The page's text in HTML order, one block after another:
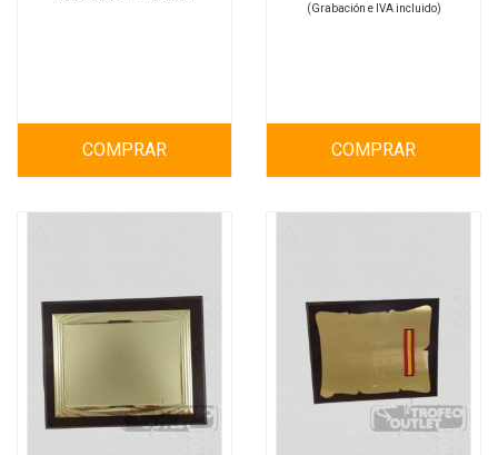
COMPRAR
(Grabación e IVA incluido)
COMPRAR